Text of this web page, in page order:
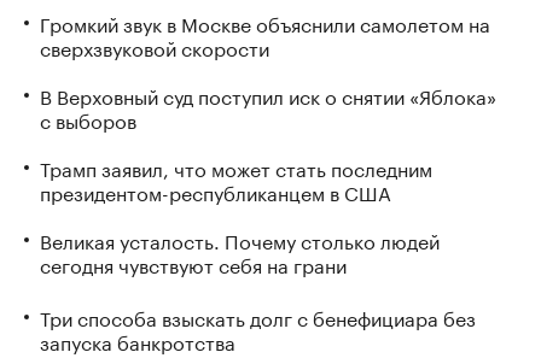
Громкий звук в Москве объяснили самолетом на
сверхзвуковой скорости
В Верховный суд поступил иск о снятии «Яблока»
с выборов
Трамп заявил, что может стать последним
президентом-республиканцем в США
Великая усталость. Почему столько людей
сегодня чувствуют себя на грани
Три способа взыскать долг с бенефициара без
запуска банкротства